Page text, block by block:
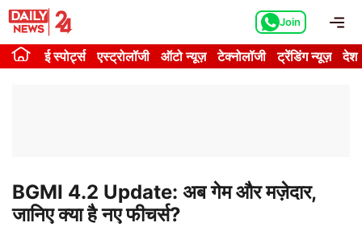
Skip
content
Join
ई स्पोर्ट्स एस्ट्रोलॉजी ऑटो न्यूज़ टेक्नोलॉजी ट्रेंडिंग न्यूज़ देश
BGMI 4.2 Update: अब गेम और मज़ेदार,
जानिए क्या है नए फीचर्स?